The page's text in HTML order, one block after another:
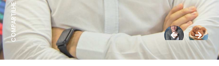
COMPARTILHE: